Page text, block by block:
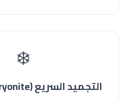
❄️
التجميد السريع (Cryonite)